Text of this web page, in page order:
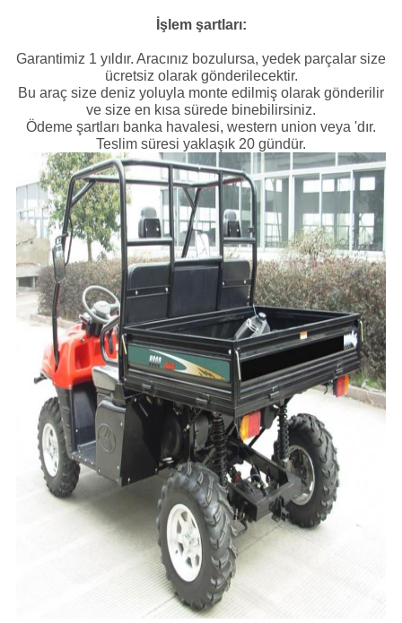
İşlem şartları:
Garantimiz 1 yıldır. Aracınız bozulursa, yedek parçalar size
ücretsiz olarak gönderilecektir.
Bu araç size deniz yoluyla monte edilmiş olarak gönderilir
ve size en kısa sürede binebilirsiniz.
Ödeme şartları banka havalesi, western union veya 'dır.
Teslim süresi yaklaşık 20 gündür.